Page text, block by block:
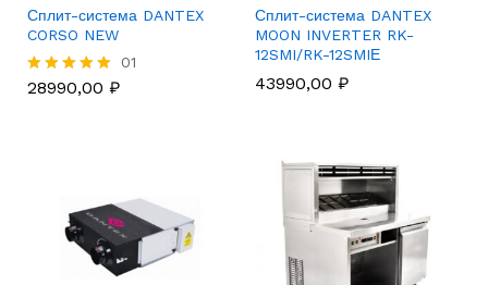
Сплит-система DANTEX
CORSO NEW
Rated
01
28990,00 ₽
Сплит-система DANTEX
MOON INVERTER RK-
12SMI/RK-12SMIЕ
43990,00 ₽